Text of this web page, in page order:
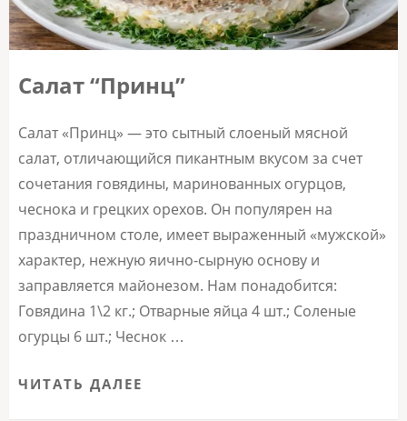
Салат “Принц”
Салат «Принц» — это сытный слоеный мясной
салат, отличающийся пикантным вкусом за счет
сочетания говядины, маринованных огурцов,
чеснока и грецких орехов. Он популярен на
праздничном столе, имеет выраженный «мужской»
характер, нежную яично-сырную основу и
заправляется майонезом. Нам понадобится:
Говядина 1\2 кг.; Отварные яйца 4 шт.; Соленые
огурцы 6 шт.; Чеснок …
ЧИТАТЬ ДАЛЕЕ